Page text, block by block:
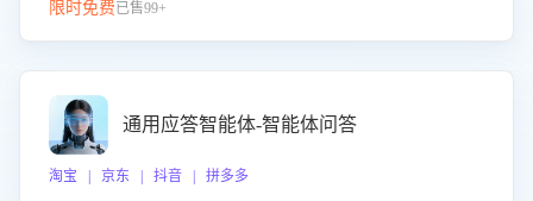
限时免费已售99+
通用应答智能体-智能体问答
淘宝 | 京东 | 抖音 | 拼多多